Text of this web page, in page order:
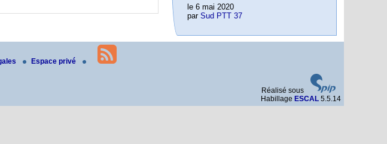
le 6 mai 2020
par Sud PTT 37
Espace privé
Réalisé sous
Habillage ESCAL 5.5.14